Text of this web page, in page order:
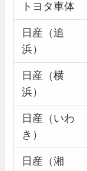
トヨタ車体
日産（追
浜）
日産（横
浜）
日産（いわ
き）
日産（湘